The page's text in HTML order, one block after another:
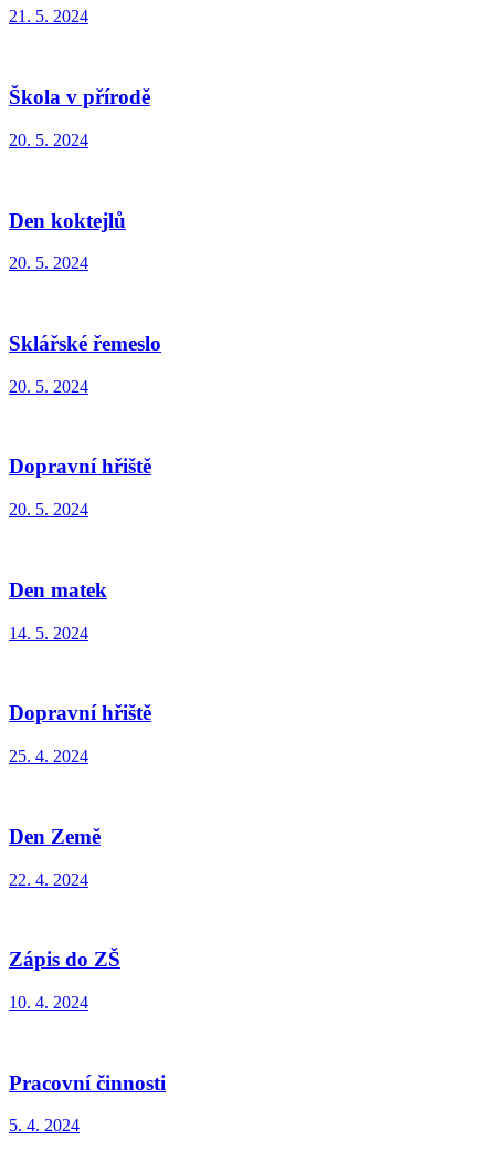
21. 5. 2024
Škola v přírodě
20. 5. 2024
Den koktejlů
20. 5. 2024
Sklářské řemeslo
20. 5. 2024
Dopravní hřiště
20. 5. 2024
Den matek
14. 5. 2024
Dopravní hřiště
25. 4. 2024
Den Země
22. 4. 2024
Zápis do ZŠ
10. 4. 2024
Pracovní činnosti
5. 4. 2024